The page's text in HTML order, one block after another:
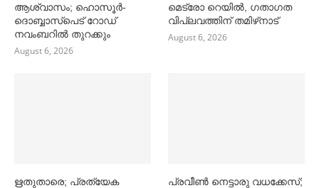
ആശ്വാസം; ഹൊസൂര്‍-
ദൊബ്ബാസ്പെട് റോഡ്
നവംബറില്‍ തുറക്കും
August 6, 2026
മെട്രോ റെയില്‍, ഗതാഗത
വിപ്ലവത്തിന് തമിഴ്‌നാട്
August 6, 2026
ഋതുതാരെ; പ്രത്യേക
പ്രവീൺ നെട്ടാരു വധക്കേസ്;